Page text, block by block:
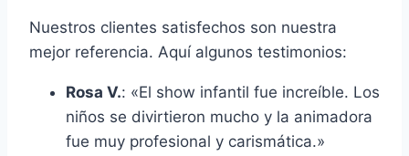
Nuestros clientes satisfechos son nuestra
mejor referencia. Aquí algunos testimonios:
Rosa V.: «El show infantil fue increíble. Los
niños se divirtieron mucho y la animadora
fue muy profesional y carismática.»